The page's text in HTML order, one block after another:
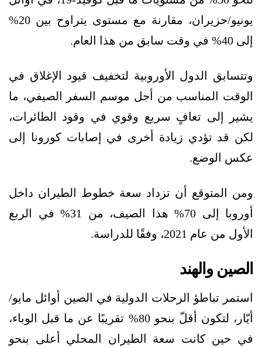
يونيو/حزيران، مقارنة مع مستوى يتراوح بين 20%
إلى 40% في وقت سابق من هذا العام.
وتتسابق الدول الأوروبية لتخفيف قيود الإغلاق في
الوقت المناسب من أجل موسم السفر الصيفي، ما
يشير إلى تعافٍ سريع وقوي في وقود الطائرات،
لكن قد تؤدي زيادة أخرى في إصابات كورونا إلى
عكس الوضع.
ومن المتوقع أن تزداد سعة خطوط الطيران داخل
أوروبا إلى 70% هذا الصيف، من 31% في الربع
الأول من عام 2021، وفقًا للدراسة.
الصين والهند
استمر تباطؤ الرحلات الدولية في الصين أوائل مايو/
أيّار، لتكون أقلّ بنحو 80% تقريبًا عن ما قبل الوباء،
في حين كانت سعة الطيران المحلي أعلى بنحو